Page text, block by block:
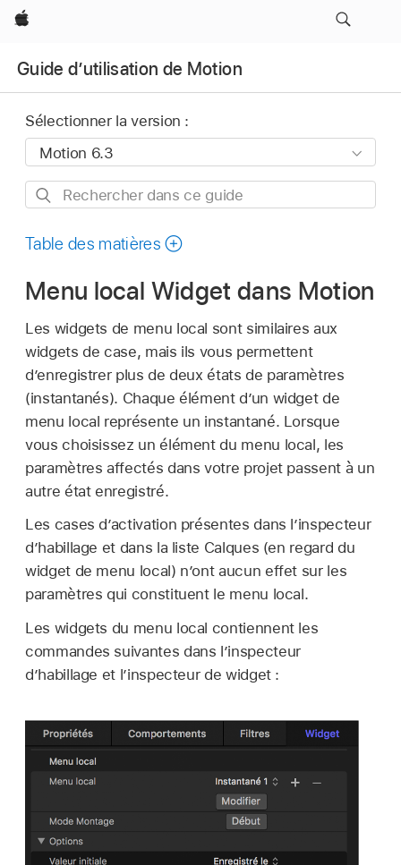
Apple
Guide d’utilisation de Motion
Sélectionner la version :
Rechercher
ce
Table des matières
Menu local Widget dans Motion
Les widgets de menu local sont similaires aux
widgets de case, mais ils vous permettent
d’enregistrer plus de deux états de paramètres
(instantanés). Chaque élément d’un widget de
menu local représente un instantané. Lorsque
vous choisissez un élément du menu local, les
paramètres affectés dans votre projet passent à un
autre état enregistré.
Les cases d’activation présentes dans l’inspecteur
d’habillage et dans la liste Calques (en regard du
widget de menu local) n’ont aucun effet sur les
paramètres qui constituent le menu local.
Les widgets du menu local contiennent les
commandes suivantes dans l’inspecteur
d’habillage et l’inspecteur de widget :